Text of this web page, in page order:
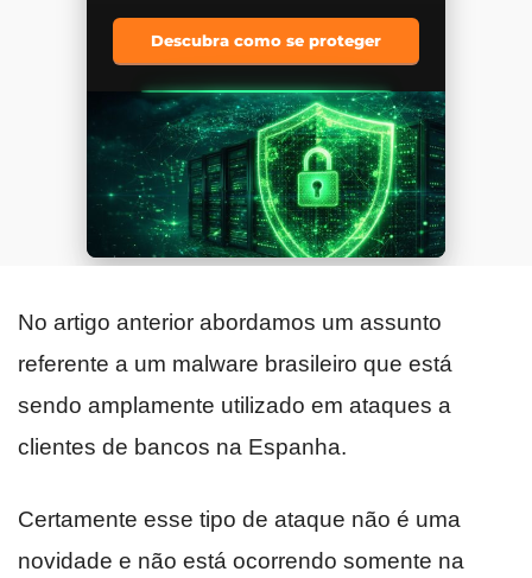
Descubra como se proteger
No artigo anterior abordamos um assunto
referente a um malware brasileiro que está
sendo amplamente utilizado em ataques a
clientes de bancos na Espanha.
Certamente esse tipo de ataque não é uma
novidade e não está ocorrendo somente na